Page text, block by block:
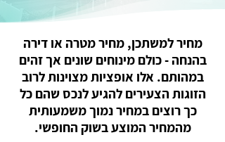
מחיר למשתכן, מחיר מטרה או דירה
בהנחה - כולם מינוחים שונים אך זהים
במהותם. אלו אופציות מצוינות לרוב
הזוגות הצעירים להגיע לנכס שהם כל
כך רוצים במחיר נמוך משמעותית
מהמחיר המוצע בשוק החופשי.